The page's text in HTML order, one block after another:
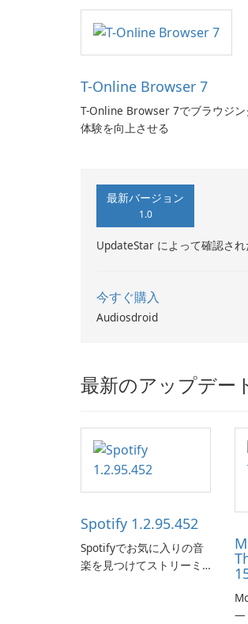
T-Online Browser 7
T-Online Browser 7でブラウジン
体験を向上させる
最新バージョン
1.0
UpdateStar によって確認さ
今すぐ購入
Audiosdroid
最新のアップデー
Spotify 1.2.95.452
Spotifyでお気に入りの音
楽を見つけてストリーミ
—